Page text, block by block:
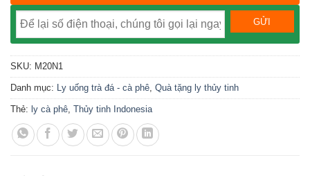
SKU: M20N1
Danh mục: Ly uống trà đá - cà phê Quà tặng ly thủy tinh
Thẻ: ly cà phê Thủy tinh Indonesia